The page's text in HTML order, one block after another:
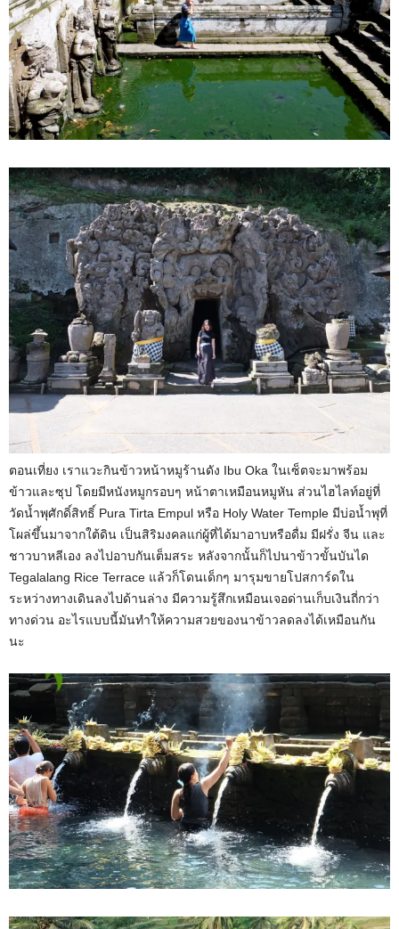
ตอนเที่ยง เราแวะกินข้าวหน้าหมูร้านดัง Ibu Oka ในเซ็ตจะมาพร้อม
ข้าวและซุป โดยมีหนังหมูกรอบๆ หน้าตาเหมือนหมูหัน ส่วนไฮไลท์อยู่ที่
วัดน้ำพุศักดิ์สิทธิ์ Pura Tirta Empul หรือ Holy Water Temple มีบ่อน้ำพุที่
โผล่ขึ้นมาจากใต้ดิน เป็นสิริมงคลแก่ผู้ที่ได้มาอาบหรือดื่ม มีฝรั่ง จีน และ
ชาวบาหลีเอง ลงไปอาบกันเต็มสระ หลังจากนั้นก็ไปนาข้าวขั้นบันได
Tegalalang Rice Terrace แล้วก็โดนเด็กๆ มารุมขายโปสการ์ดใน
ระหว่างทางเดินลงไปด้านล่าง มีความรู้สึกเหมือนเจอด่านเก็บเงินถี่กว่า
ทางด่วน อะไรแบบนี้มันทำให้ความสวยของนาข้าวลดลงได้เหมือนกัน
นะ